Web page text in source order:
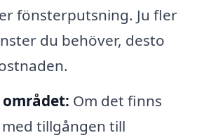
fönsterputsning. Ju fler
du behöver, desto
Om det finns
tillgången till